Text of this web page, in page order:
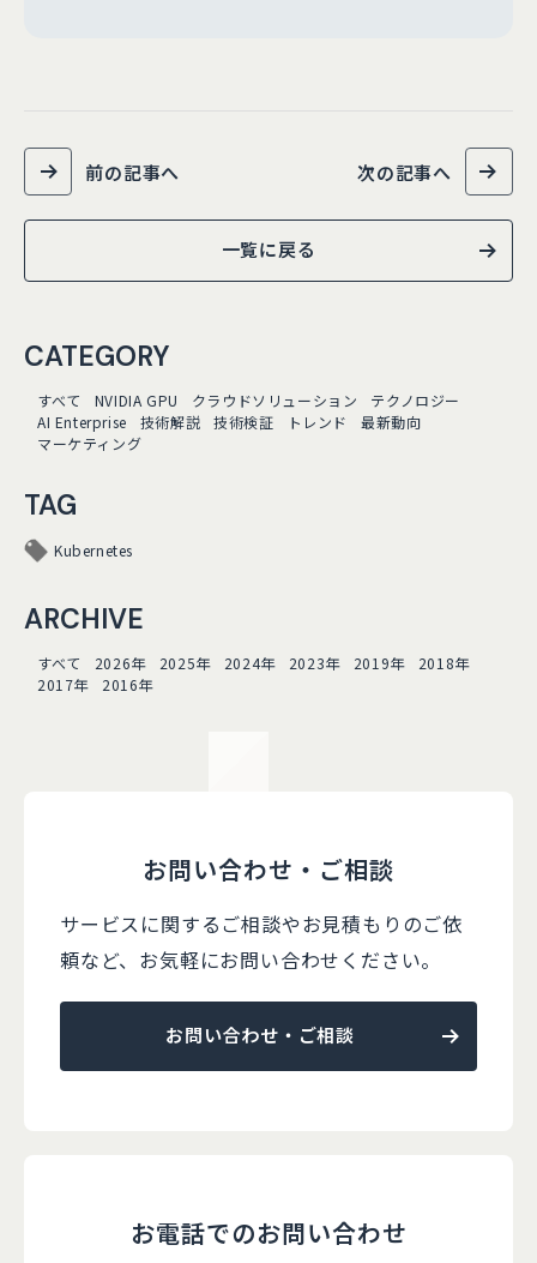
前の記事へ
一覧に戻る
次の記事へ
CATEGORY
すべて NVIDIA GPU クラウドソリューション
テクノロジー
AI Enterprise
技術解説 技術検証 トレンド
最新動向
マーケティング
TAG
Kubernetes
ARCHIVE
すべて 2026年 2025年 2024年 2023年 2019年
2018年
2017年
2016年
お問い合わせ・ご相談
サービスに関するご相談やお見積もりのご依
頼など、 お気軽にお問い合わせください。
お問い合わせ・ご相談
お電話でのお問い合わせ